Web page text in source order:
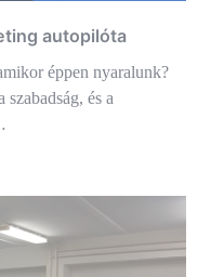
autopilóta
éppen nyaralunk?
és a